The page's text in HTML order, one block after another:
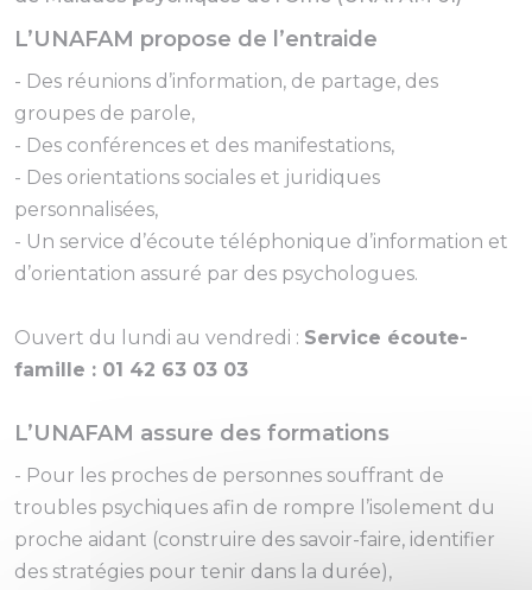
L’UNAFAM propose de l’entraide
- Des réunions d’information, de partage, des
groupes de parole,
- Des conférences et des manifestations,
- Des orientations sociales et juridiques
personnalisées,
- Un service d’écoute téléphonique d’information et
d’orientation assuré par des psychologues.
Ouvert du lundi au vendredi : Service écoute-
famille : 01 42 63 03 03
L’UNAFAM assure des formations
- Pour les proches de personnes souffrant de
troubles psychiques afin de rompre l’isolement du
proche aidant (construire des savoir-faire, identifier
des stratégies pour tenir dans la durée),